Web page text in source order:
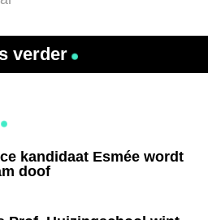
verder
kandidaat Esmée wordt
doof